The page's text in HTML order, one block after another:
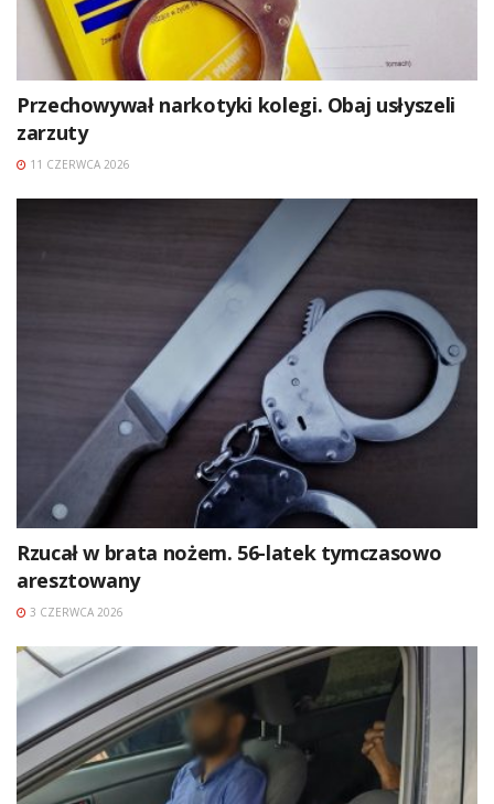
Przechowywał narkotyki kolegi. Obaj usłyszeli
zarzuty
11 CZERWCA 2026
Rzucał w brata nożem. 56-latek tymczasowo
aresztowany
3 CZERWCA 2026